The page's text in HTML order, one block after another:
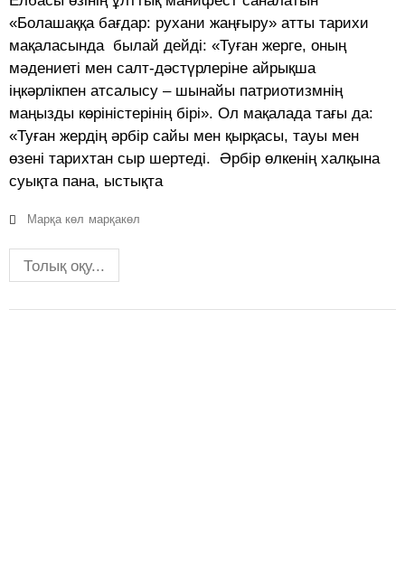
«Болашаққа бағдар: рухани жаңғыру» атты тарихи
мақаласында былай дейді: «Туған жерге, оның
мәдениеті мен салт-дәстүрлеріне айрықша
іңкәрлікпен атсалысу – шынайы патриотизмнің
маңызды көріністерінің бірі». Ол мақалада тағы да:
«Туған жердің әрбір сайы мен қырқасы, тауы мен
өзені тарихтан сыр шертеді. Әрбір өлкенің халқына
суықта пана, ыстықта
Марқа көл марқакөл
Толық оқу...